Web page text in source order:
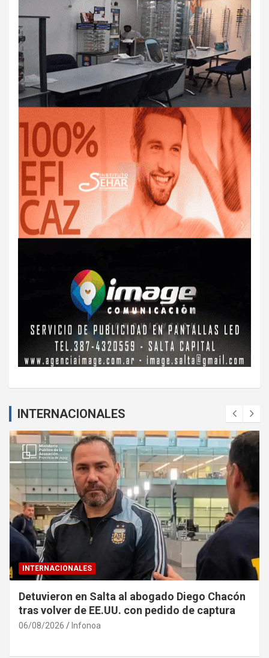
INTERNACIONALES
INTERNACIONALES
Detuvieron en Salta al abogado Diego Chacón
tras volver de EE.UU. con pedido de captura
06/08/2026 Infonoa